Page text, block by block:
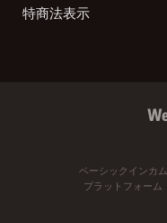
特商法表示
ベーシックインカム
プラットフォーム